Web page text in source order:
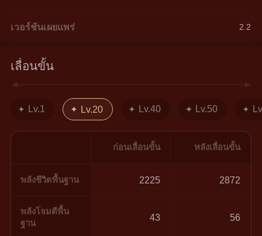
เวอร์ชันเผยแพร่ 2.2
เลื่อนขั้น
Lv.1 Lv.20 Lv.40 Lv.50
ก่อนเลื่อนขั้น หลังเลื่อนขั้น
พลังชีวิตพื้นฐาน 2225 2872
พลังโจมตีพื้น
ฐาน
43 56